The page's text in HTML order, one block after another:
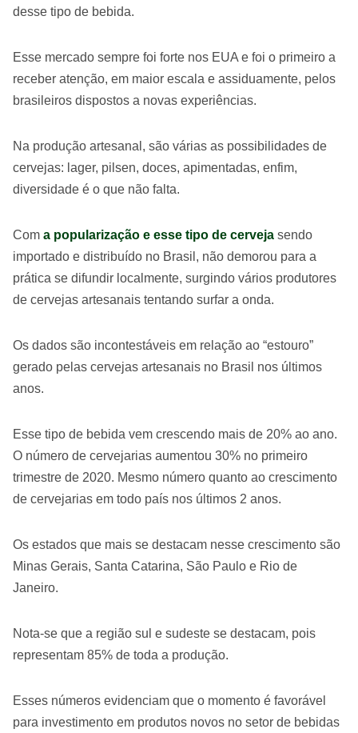
desse tipo de bebida.
Esse mercado sempre foi forte nos EUA e foi o primeiro a
receber atenção, em maior escala e assiduamente, pelos
brasileiros dispostos a novas experiências.
Na produção artesanal, são várias as possibilidades de
cervejas: lager, pilsen, doces, apimentadas, enfim,
diversidade é o que não falta.
Com a popularização e esse tipo de cerveja sendo
importado e distribuído no Brasil, não demorou para a
prática se difundir localmente, surgindo vários produtores
de cervejas artesanais tentando surfar a onda.
Os dados são incontestáveis em relação ao “estouro”
gerado pelas cervejas artesanais no Brasil nos últimos
anos.
Esse tipo de bebida vem crescendo mais de 20% ao ano.
O número de cervejarias aumentou 30% no primeiro
trimestre de 2020. Mesmo número quanto ao crescimento
de cervejarias em todo país nos últimos 2 anos.
Os estados que mais se destacam nesse crescimento são
Minas Gerais, Santa Catarina, São Paulo e Rio de
Janeiro.
Nota-se que a região sul e sudeste se destacam, pois
representam 85% de toda a produção.
Esses números evidenciam que o momento é favorável
para investimento em produtos novos no setor de bebidas